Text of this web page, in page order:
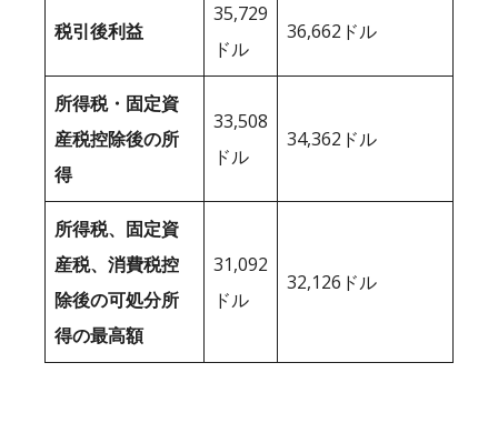
税引後利益
35,729
ドル
36,662ドル
所得税・固定資
産税控除後の所
得
33,508
ドル
34,362ドル
所得税、固定資
産税、消費税控
除後の可処分所
得の最高額
31,092
ドル
32,126ドル